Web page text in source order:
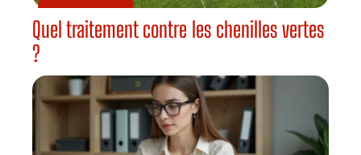
Quel traitement contre les chenilles vertes
?